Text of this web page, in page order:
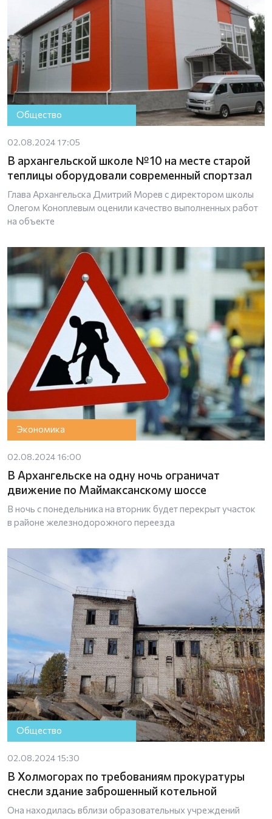
Общество
02.08.2024 17:05
В архангельской школе № 10 на месте старой
теплицы оборудовали современный спортзал
Глава Архангельска Дмитрий Морев с директором школы
Олегом Коноплевым оценили качество выполненных работ
на объекте
Экономика
02.08.2024 16:00
В Архангельске на одну ночь ограничат
движение по Маймаксанскому шоссе
В ночь с понедельника на вторник будет перекрыт участок
в районе железнодорожного переезда
Общество
02.08.2024 15:30
В Холмогорах по требованиям прокуратуры
снесли здание заброшенный котельной
Она находилась вблизи образовательных учреждений